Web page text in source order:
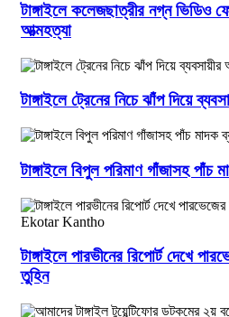
টাঙ্গাইলে কলেজছাত্রীর নগ্ন ভিডিও
আত্মহত্যা
টাঙ্গাইলে ট্রেনের নিচে ঝাঁপ দিয়ে
টাঙ্গাইলে বিপুল পরিমাণ গাঁজাসহ পাঁচ
টাঙ্গাইলে পারভীনের রিপোর্ট দেখে
তুহিন